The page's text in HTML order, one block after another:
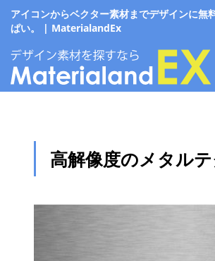
アイコンからベクター素材までデザインに無
ぱい。 | MaterialandEx
高解像度のメタル